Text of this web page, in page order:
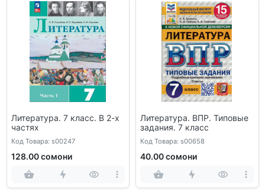
Литература. 7 класс. В 2-х
частях
Код Товара: s00247
128.00 сомони
Литература. ВПР. Типовые
задания. 7 класс
Код Товара: s00658
40.00 сомони